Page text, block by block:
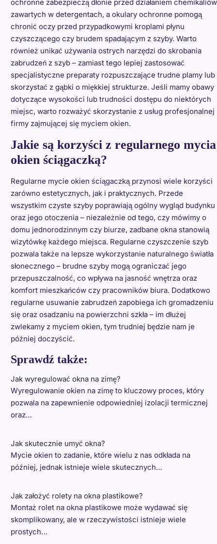
ochronne zabezpieczą dłonie przed działaniem chemikaliów
zawartych w detergentach, a okulary ochronne pomogą
chronić oczy przed przypadkowymi kroplami płynu
czyszczącego czy brudem spadającym z szyby. Warto
również unikać używania ostrych narzędzi do skrobania
zabrudzeń z szyb – zamiast tego lepiej zastosować
specjalistyczne preparaty rozpuszczające trudne plamy lub
skorzystać z gąbki o miękkiej strukturze. Jeśli mamy obawy
dotyczące wysokości lub trudności dostępu do niektórych
miejsc, warto rozważyć skorzystanie z usług profesjonalnej
firmy zajmującej się myciem okien.
Jakie są korzyści z regularnego mycia
okien ściągaczką?
Regularne mycie okien ściągaczką przynosi wiele korzyści
zarówno estetycznych, jak i praktycznych. Przede
wszystkim czyste szyby poprawiają ogólny wygląd budynku
oraz jego otoczenia – niezależnie od tego, czy mówimy o
domu jednorodzinnym czy biurze, zadbane okna stanowią
wizytówkę każdego miejsca. Regularne czyszczenie szyb
pozwala także na lepsze wykorzystanie naturalnego światła
słonecznego – brudne szyby mogą ograniczać jego
przepuszczalność, co wpływa na jasność wnętrza oraz
komfort mieszkańców czy pracowników biura. Dodatkowo
regularne usuwanie zabrudzeń zapobiega ich gromadzeniu
się oraz osadzaniu na powierzchni szkła – im dłużej
zwlekamy z myciem okien, tym trudniej będzie nam je
później doczyścić.
Sprawdź także:
Jak wyregulować okna na zimę?
Wyregulowanie okien na zimę to kluczowy proces, który
pozwala na zapewnienie odpowiedniej izolacji termicznej
oraz…
Jak skutecznie umyć okna?
Mycie okien to zadanie, które wielu z nas odkłada na
później, jednak istnieje wiele skutecznych…
Jak założyć rolety na okna plastikowe?
Montaż rolet na okna plastikowe może wydawać się
skomplikowany, ale w rzeczywistości istnieje wiele
prostych…